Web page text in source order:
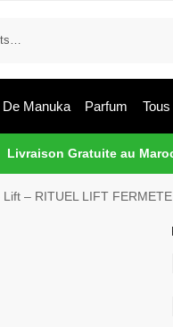
De Manuka Parfum
Livraison Gratuite au
– RITUEL LIFT FERMETE